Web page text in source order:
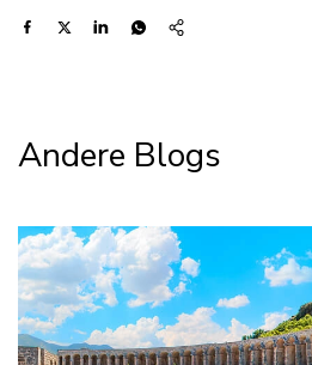
Andere Blogs